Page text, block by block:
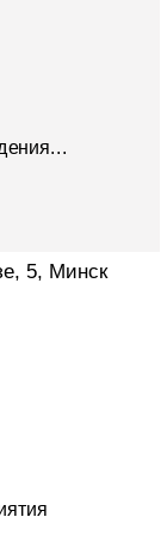
5, Минск